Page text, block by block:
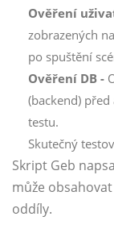
Ověření
zobrazených
po spuštění
Ověření DB -
(backend)
testu.
Skutečný
Skript Geb
může
oddíly.